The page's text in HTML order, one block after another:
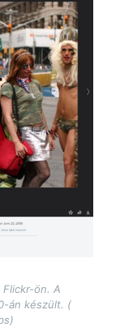
ön. A
án készült. (